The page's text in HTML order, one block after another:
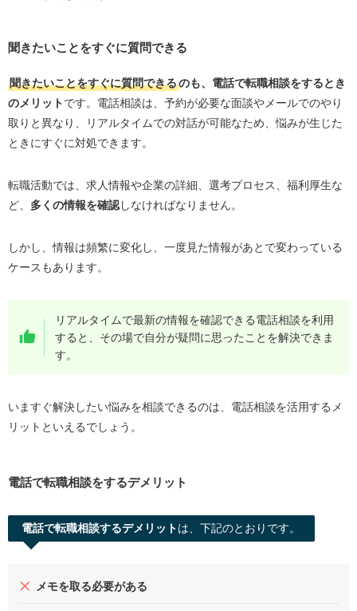
聞きたいことをすぐに質問できる
聞きたいことをすぐに質問できるのも、電話で転職相談をするとき
のメリットです。電話相談は、予約が必要な面談やメールでのやり
取りと異なり、リアルタイムでの対話が可能なため、悩みが生じた
ときにすぐに対処できます。
転職活動では、求人情報や企業の詳細、選考プロセス、福利厚生な
ど、 多くの情報を確認しなければなりません。
しかし、情報は頻繁に変化し、一度見た情報があとで変わっている
ケースもあります。
リアルタイムで最新の情報を確認できる電話相談を利用
すると、その場で自分が疑問に思ったことを解決できま
す。
いますぐ解決したい悩みを相談できるのは、電話相談を活用するメ
リットといえるでしょう。
電話で転職相談をするデメリット
電話で転職相談するデメリットは、下記のとおりです。
メモを取る必要がある